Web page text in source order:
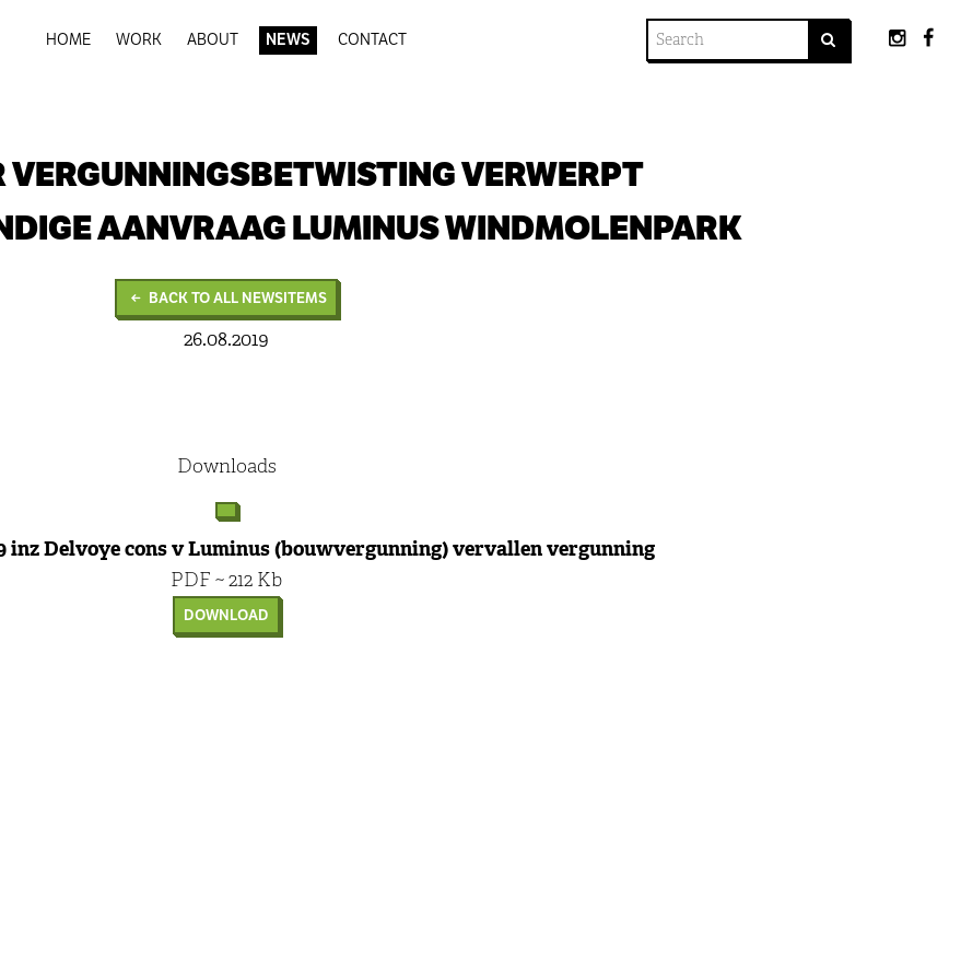
HOME WORK ABOUT NEWS CONTACT
VERWERPT
AANVRAAG LUMINUS WINDMOLENPARK
BACK TO ALL NEWSITEMS
26.08.2019
Downloads
inz Delvoye cons v Luminus (bouwvergunning) vervallen vergunning
PDF ~ 212 Kb
DOWNLOAD